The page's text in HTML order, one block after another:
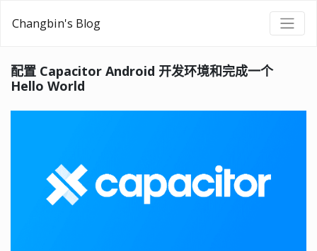
Changbin's Blog
配置 Capacitor Android 开发环境和完成一个
Hello World